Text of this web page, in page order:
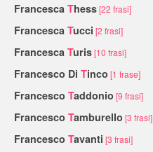
Francesca Thess[22 frasi]
Francesca Tucci [2 frasi]
Francesca Turis[10 frasi]
Francesco Di Tinco [1 frase]
Francesco Taddonio [9 frasi]
Francesco Tamburello [3 frasi]
Francesco Tavanti [3 frasi]